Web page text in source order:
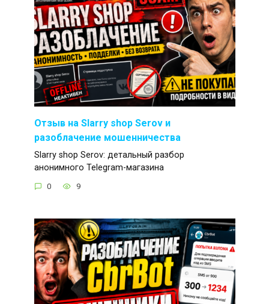
Отзыв на Slarry shop Serov и
разоблачение мошенничества
Slarry shop Serov: детальный разбор
анонимного Telegram-магазина
0 9